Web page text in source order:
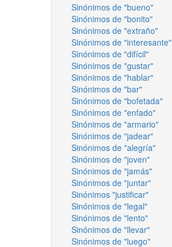
Sinónimos de "bueno"
Sinónimos de "bonito"
Sinónimos de "extraño"
Sinónimos de "interesante"
Sinónimos de "difícil"
Sinónimos de "gustar"
Sinónimos de "hablar"
Sinónimos de "bar"
Sinónimos de "bofetada"
Sinónimos de "enfado"
Sinónimos de "armario"
Sinónimos de "jadear"
Sinónimos de "alegría"
Sinónimos de "joven"
Sinónimos de "jamás"
Sinónimos de "juntar"
Sinónimos "justificar"
Sinónimos de "legal"
Sinónimos de "lento"
Sinónimos de "llevar"
Sinónimos de "luego"